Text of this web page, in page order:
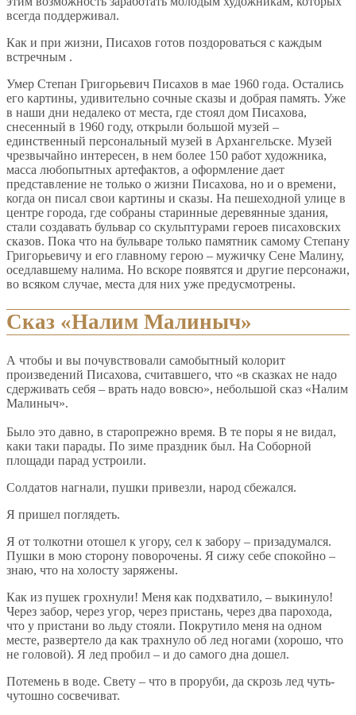
всегда поддерживал.
Как и при жизни, Писахов готов поздороваться с каждым
встречным .
Умер Степан Григорьевич Писахов в мае 1960 года. Остались
его картины, удивительно сочные сказы и добрая память. Уже
в наши дни недалеко от места, где стоял дом Писахова,
снесенный в 1960 году, открыли большой музей –
единственный персональный музей в Архангельске. Музей
чрезвычайно интересен, в нем более 150 работ художника,
масса любопытных артефактов, а оформление дает
представление не только о жизни Писахова, но и о времени,
когда он писал свои картины и сказы. На пешеходной улице в
центре города, где собраны старинные деревянные здания,
стали создавать бульвар со скульптурами героев писаховских
сказов. Пока что на бульваре только памятник самому Степану
Григорьевичу и его главному герою – мужичку Сене Малину,
оседлавшему налима. Но вскоре появятся и другие персонажи,
во всяком случае, места для них уже предусмотрены.
Сказ «Налим Малиныч»
А чтобы и вы почувствовали самобытный колорит
произведений Писахова, считавшего, что «в сказках не надо
сдерживать себя – врать надо вовсю», небольшой сказ «Налим
Малиныч».
Было это давно, в старопрежно время. В те поры я не видал,
каки таки парады. По зиме праздник был. На Соборной
площади парад устроили.
Солдатов нагнали, пушки привезли, народ сбежался.
Я пришел поглядеть.
Я от толкотни отошел к угору, сел к забору – призадумался.
Пушки в мою сторону поворочены. Я сижу себе спокойно –
знаю, что на холосту заряжены.
Как из пушек грохнули! Меня как подхватило, – выкинуло!
Через забор, через угор, через пристань, через два парохода,
что у пристани во льду стояли. Покрутило меня на одном
месте, развертело да как трахнуло об лед ногами (хорошо, что
не головой). Я лед пробил – и до самого дна дошел.
Потемень в воде. Свету – что в проруби, да скрозь лед чуть-
чутошно сосвечиват.